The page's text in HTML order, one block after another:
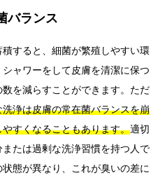
バランス
すると、細菌が繁殖しやすい環
ャワーをして皮膚を清潔に保つ
を減らすことができます。ただ
浄は皮膚の常在菌バランスを崩
すくなることもあります。適切
たは過剰な洗浄習慣を持つ人で
態が異なり、これが臭いの差に